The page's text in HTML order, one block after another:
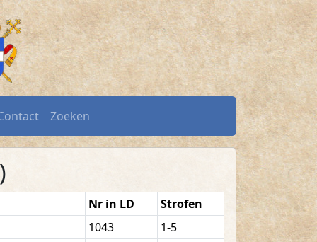
Zoeken
Nr in LD
Strofen
1043
1-5